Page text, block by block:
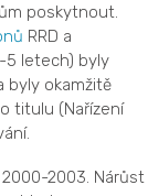
poskytnout.
RRD a
5 letech) byly
byly okamžitě
titulu (Nařízení
2003. Nárůst